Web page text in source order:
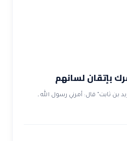
بإتقان لسانهم
بن ثابت" قال: أمرني رسول الله ـ